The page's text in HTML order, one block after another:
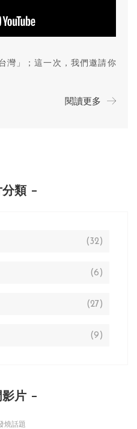
灣」；這一次，我們邀請你
閱讀更多
類
(32)
(6)
(27)
(9)
影片
燒話題